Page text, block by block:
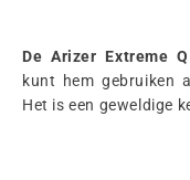
De Arizer Extreme Q
kunt hem gebruiken
Het is een geweldige